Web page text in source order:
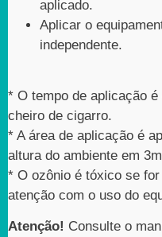
aplicado.
Aplicar o
independente.
* O tempo de aplicação
cheiro de cigarro.
* A área de aplicação é
altura do ambiente em
* O ozônio é tóxico se
atenção com o uso do
Atenção! Consulte o